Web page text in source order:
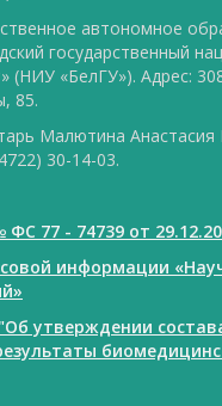
автономное
государственный
(НИУ «БелГУ»). Адрес:
85.
Малютина
30-14-03.
77 - 74739 от
информации
утверждении